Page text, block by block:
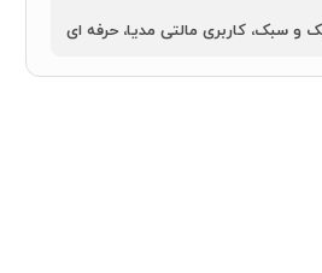
و سبک، کاربری مالتی مدیا، حرفه ای